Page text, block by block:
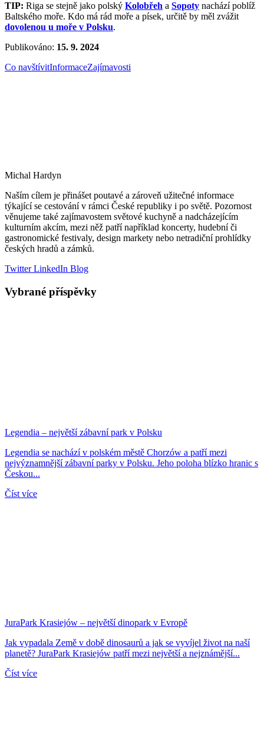
TIP: Riga se stejně jako polský Kolobřeh a Sopoty nachází poblíž
Baltského moře. Kdo má rád moře a písek, určitě by měl zvážit
dovolenou u moře v Polsku.
Publikováno: 15. 9. 2024
Co navštívitInformaceZajímavosti
Michal Hardyn
Naším cílem je přinášet poutavé a zároveň užitečné informace
týkající se cestování v rámci České republiky i po světě. Pozornost
věnujeme také zajímavostem světové kuchyně a nadcházejícím
kulturním akcím, mezi něž patří například koncerty, hudební či
gastronomické festivaly, design markety nebo netradiční prohlídky
českých hradů a zámků.
TwitterLinkedIn Blog
Vybrané příspěvky
Legendia – největší zábavní park v Polsku
Legendia se nachází v polském městě Chorzów a patří mezi
nejvýznamnější zábavní parky v Polsku. Jeho poloha blízko hranic s
Českou...
Číst více
JuraPark Krasiejów – největší dinopark v Evropě
Jak vypadala Země v době dinosaurů a jak se vyvíjel život na naší
planetě? JuraPark Krasiejów patří mezi největší a nejznámější...
Číst více